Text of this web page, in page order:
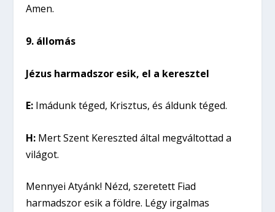
Amen.
9. állomás
Jézus harmadszor esik, el a keresztel
E: Imádunk téged, Krisztus, és áldunk téged.
H: Mert Szent Kereszted által megváltottad a
világot.
Mennyei Atyánk! Nézd, szeretett Fiad
harmadszor esik a földre. Légy irgalmas